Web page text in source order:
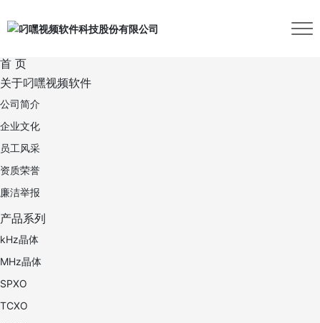
首 页
关于叼嘿视频软件
公司简介
企业文化
员工风采
资质荣誉
廉洁举报
产品系列
kHz晶体
MHz晶体
SPXO
TCXO